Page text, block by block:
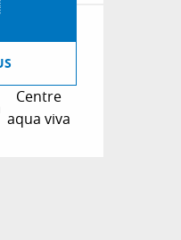
Centre
aqua viva